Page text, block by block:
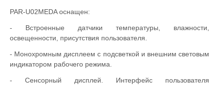
PAR-U02MEDA оснащен:
- Встроенные датчики температуры, влажности,
освещенности, присутствия пользователя.
- Монохромным дисплеем с подсветкой и внешним световым
индикатором рабочего режима.
- Сенсорный дисплей. Интерфейс пользователя